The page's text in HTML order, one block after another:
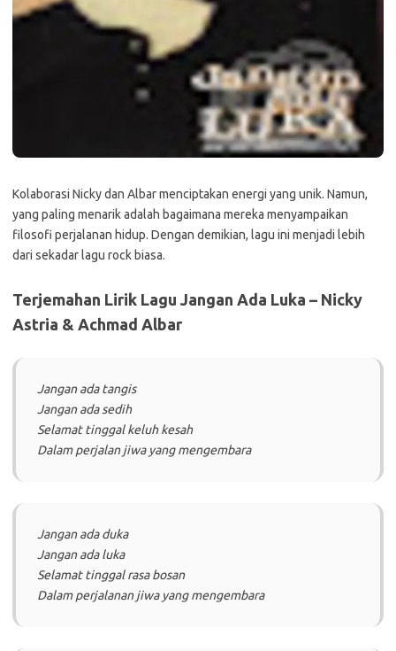
Kolaborasi Nicky dan Albar menciptakan energi yang unik. Namun,
yang paling menarik adalah bagaimana mereka menyampaikan
filosofi perjalanan hidup. Dengan demikian, lagu ini menjadi lebih
dari sekadar lagu rock biasa.
Terjemahan Lirik Lagu Jangan Ada Luka – Nicky
Astria & Achmad Albar
Jangan ada tangis
Jangan ada sedih
Selamat tinggal keluh kesah
Dalam perjalan jiwa yang mengembara
Jangan ada duka
Jangan ada luka
Selamat tinggal rasa bosan
Dalam perjalanan jiwa yang mengembara